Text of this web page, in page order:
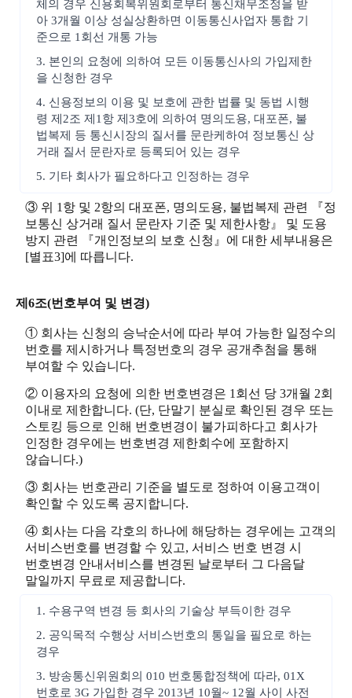
체의 경우 신용회복위원회로부터 통신채무조정을 받
아 3개월 이상 성실상환하면 이동통신사업자 통합 기
준으로 1회선 개통 가능
3. 본인의 요청에 의하여 모든 이동통신사의 가입제한
을 신청한 경우
4. 신용정보의 이용 및 보호에 관한 법률 및 동법 시행
령 제2조 제1항 제3호에 의하여 명의도용, 대포폰, 불
법복제 등 통신시장의 질서를 문란케하여 정보통신 상
거래 질서 문란자로 등록되어 있는 경우
5. 기타 회사가 필요하다고 인정하는 경우
③ 위 1항 및 2항의 대포폰, 명의도용, 불법복제 관련 『정
보통신 상거래 질서 문란자 기준 및 제한사항』 및 도용
방지 관련 『개인정보의 보호 신청』에 대한 세부내용은
[별표3]에 따릅니다.
제6조(번호부여 및 변경)
① 회사는 신청의 승낙순서에 따라 부여 가능한 일정수의
번호를 제시하거나 특정번호의 경우 공개추첨을 통해
부여할 수 있습니다.
② 이용자의 요청에 의한 번호변경은 1회선 당 3개월 2회
이내로 제한합니다. (단, 단말기 분실로 확인된 경우 또는
스토킹 등으로 인해 번호변경이 불가피하다고 회사가
인정한 경우에는 번호변경 제한회수에 포함하지
않습니다.)
③ 회사는 번호관리 기준을 별도로 정하여 이용고객이
확인할 수 있도록 공지합니다.
④ 회사는 다음 각호의 하나에 해당하는 경우에는 고객의
서비스번호를 변경할 수 있고, 서비스 번호 변경 시
번호변경 안내서비스를 변경된 날로부터 그 다음달
말일까지 무료로 제공합니다.
1. 수용구역 변경 등 회사의 기술상 부득이한 경우
2. 공익목적 수행상 서비스번호의 통일을 필요로 하는
경우
3. 방송통신위원회의 010 번호통합정책에 따라, 01X
번호로 3G 가입한 경우 2013년 10월~ 12월 사이 사전